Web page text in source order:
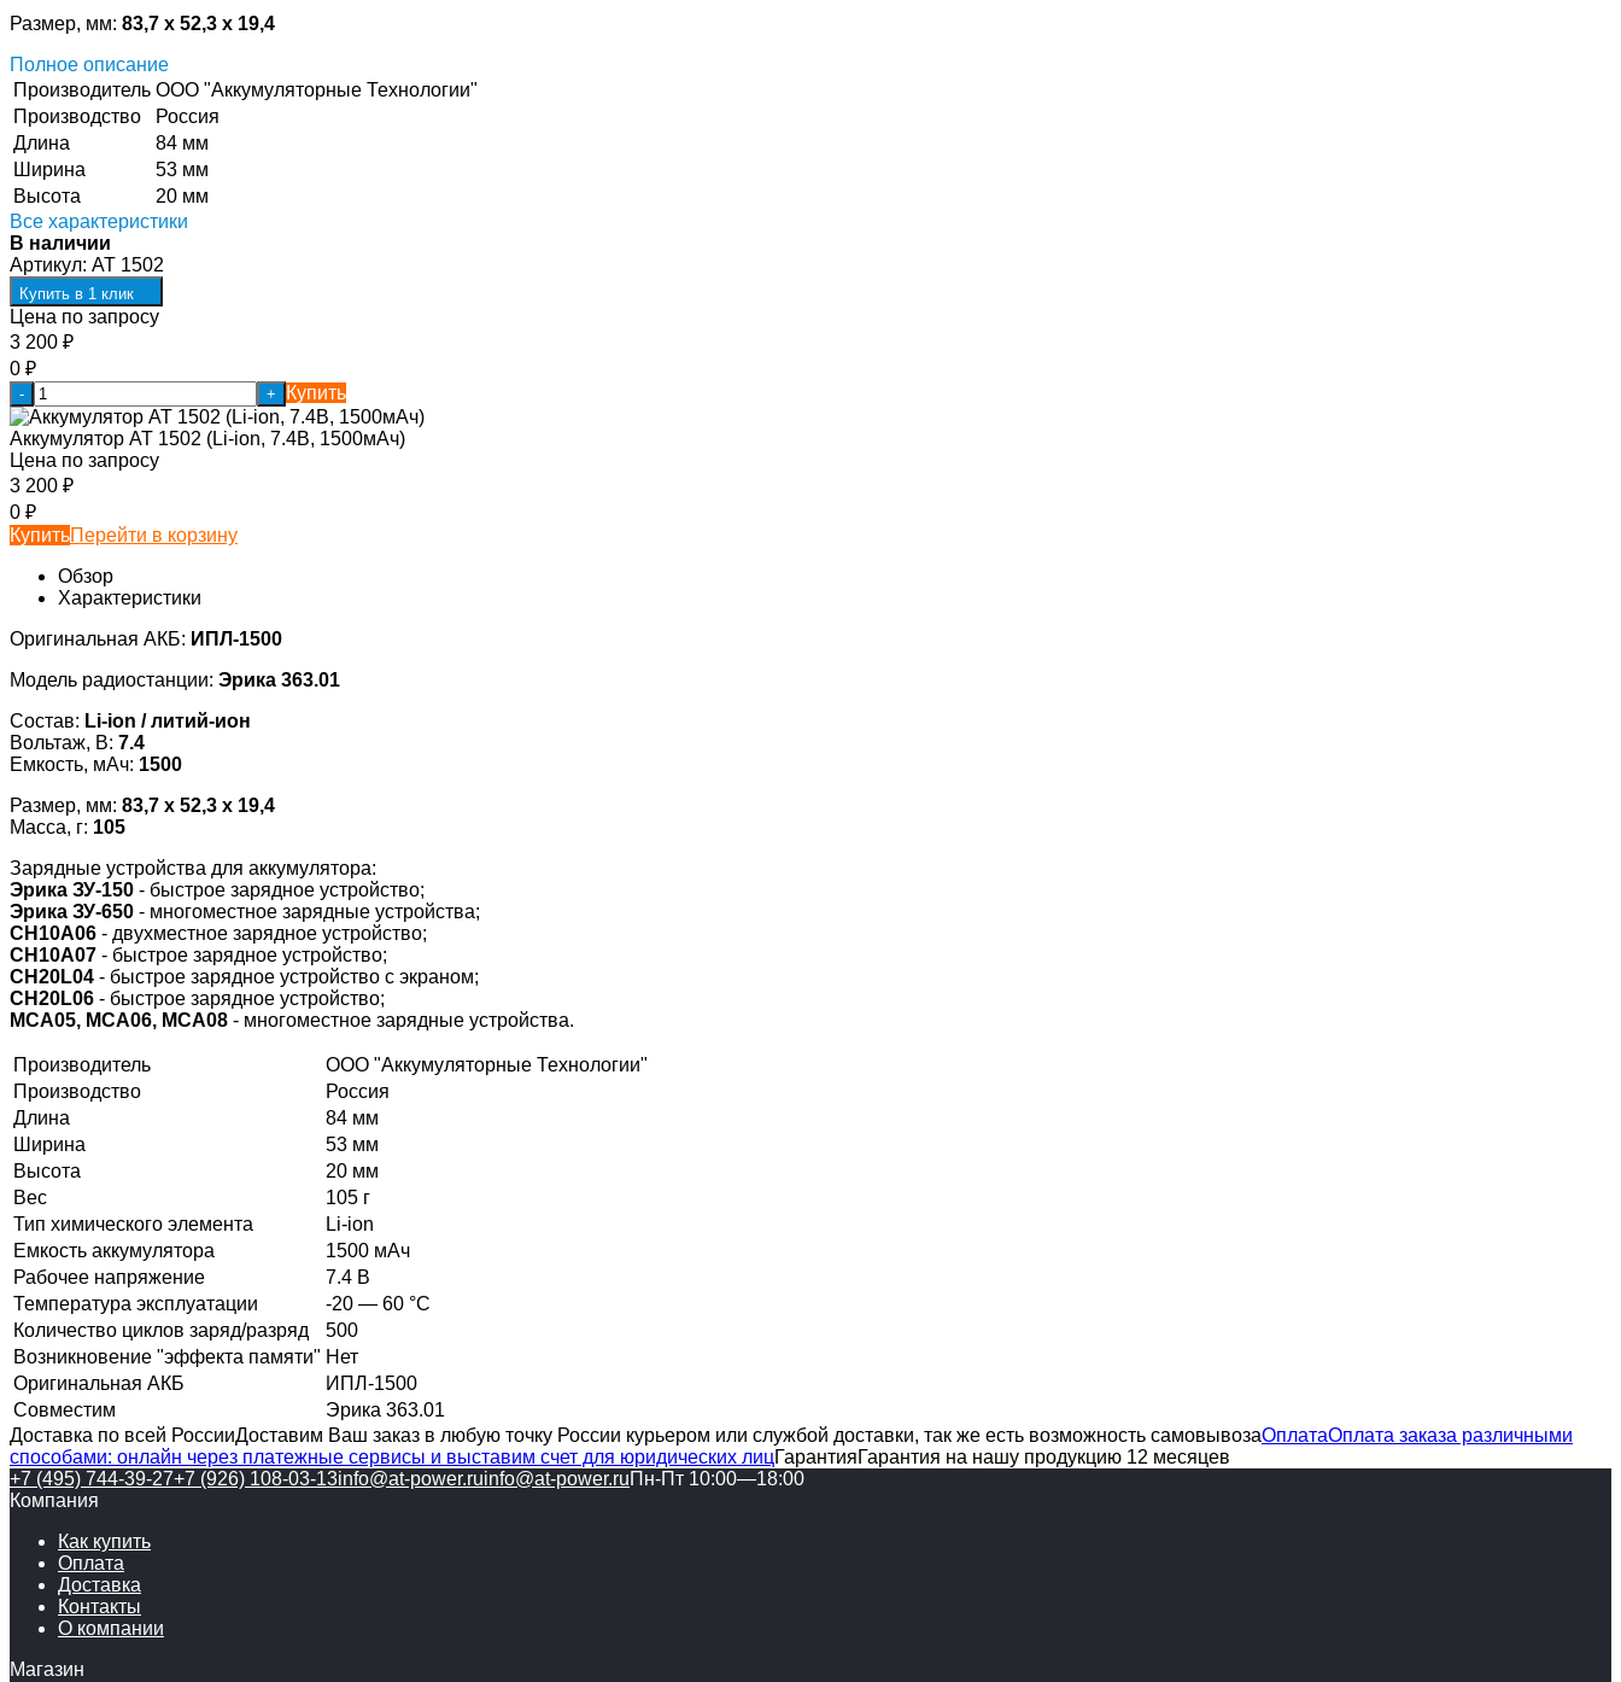
Размер, мм: 83,7 x 52,3 x 19,4
Полное описание
Производитель ООО "Аккумуляторные Технологии"
Производство
Россия
Длина
84 мм
Ширина
53 мм
Высота
20 мм
Все характеристики
В наличии
Артикул: AT 1502
Купить в 1 клик
Цена по запросу
3 200 ₽
0 ₽
- + Купить
Аккумулятор AT 1502 (Li-ion, 7.4В, 1500мАч)
Цена по запросу
3 200 ₽
0 ₽
КупитьПерейти в корзину
Обзор
Характеристики
Оригинальная АКБ: ИПЛ-1500
Модель радиостанции: Эрика 363.01
Состав: Li-ion / литий-ион
Вольтаж, В: 7.4
Емкость, мАч: 1500
Размер, мм: 83,7 x 52,3 x 19,4
Масса, г: 105
Зарядные устройства для аккумулятора:
Эрика ЗУ-150 - быстрое зарядное устройство;
Эрика ЗУ-650 - многоместное зарядные устройства;
CH10A06 - двухместное зарядное устройство;
CH10A07 - быстрое зарядное устройство;
CH20L04 - быстрое зарядное устройство с экраном;
CH20L06 - быстрое зарядное устройство;
MCA05, MCA06, MCA08 - многоместное зарядные устройства.
Производитель
ООО "Аккумуляторные Технологии"
Производство
Россия
Длина
84 мм
Ширина
53 мм
Высота
20 мм
Вес
105 г
Тип химического элемента
Li-ion
Емкость аккумулятора
1500 мАч
Рабочее напряжение
7.4 В
Температура эксплуатации
-20 — 60 °C
Количество циклов заряд/разряд
500
Возникновение "эффекта памяти" Нет
Оригинальная АКБ
ИПЛ-1500
Совместим
Эрика 363.01
Доставка по всей РоссииДоставим Ваш заказ в любую точку России курьером или службой доставки, так же есть возможность самовывозаОплатаОплата заказа различными
способами: онлайн через платежные сервисы и выставим счет для юридических лицГарантияГарантия на нашу продукцию 12 месяцев
+7 (495) 744-39-27+7 (926) 108-03-13info@at-power.ruinfo@at-power.ruПн-Пт 10:00—18:00
Компания
Как купить
Оплата
Доставка
Контакты
О компании
Магазин